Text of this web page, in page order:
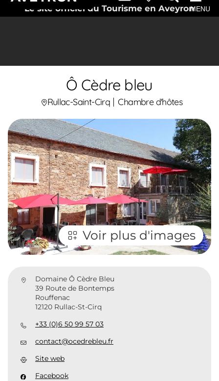
Le site officiel du Tourisme en AveyronMENU
Ô Cèdre bleu
Rullac-Saint-Cirq Chambre d'hôtes
Voir plus d'images
Domaine Ô Cèdre Bleu
39 Route de Bontemps
Rouffenac
12120 Rullac-St-Cirq
+33 (0)6 50 99 57 03
contact@ocedrebleu.fr
Site web
Facebook